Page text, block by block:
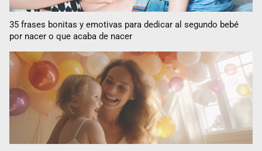
35 frases bonitas y emotivas para dedicar al segundo bebé
por nacer o que acaba de nacer